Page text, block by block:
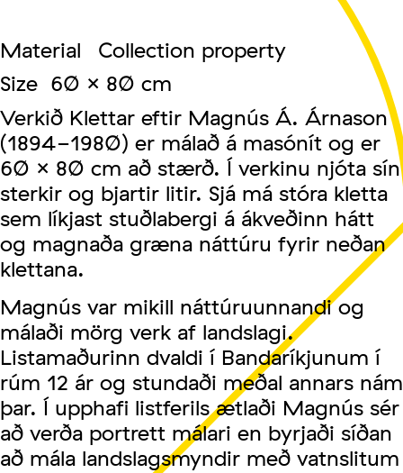
Material
Collection property
Size 60 x 80 cm
Verkið Klettar eftir Magnús Á. Árnason
(1894-1980) er málað á masónít og er
60 x 80 cm að stærð. Í verkinu njóta sín
sterkir og bjartir litir. Sjá má stóra kletta
sem líkjast stuðlabergi á ákveðinn hátt
og magnaða græna náttúru fyrir neðan
klettana.
Magnús var mikill náttúruunnandi og
málaði mörg verk af landslagi.
Listamaðurinn dvaldi í Bandaríkjunum í
rúm 12 ár og stundaði meðal annars nám
þar. Í upphafi listferils ætlaði Magnús sér
að verða portrett málari en byrjaði síðan
að mála landslagsmyndir með vatnslitum